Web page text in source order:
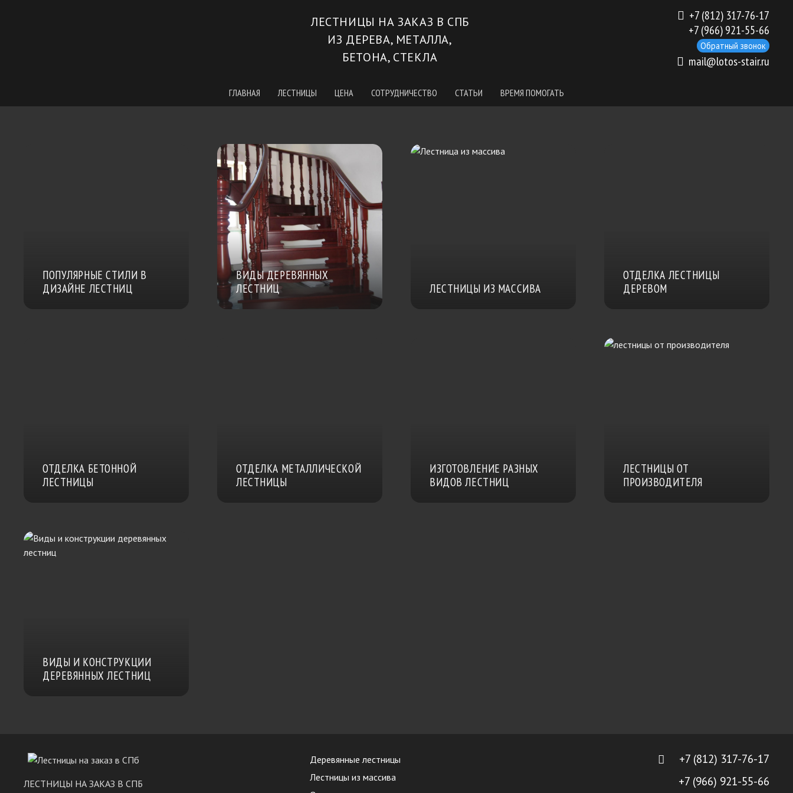
ЛЕСТНИЦЫ НА ЗАКАЗ В СПБ
ИЗ ДЕРЕВА, МЕТАЛЛА,
БЕТОНА, СТЕКЛА
+7 (812) 317-76-17
+7 (966) 921-55-66
Обратный звонок
mail@lotos-stair.ru
ГЛАВНАЯ ЛЕСТНИЦЫ ЦЕНА СОТРУДНИЧЕСТВО СТАТЬИ ВРЕМЯ ПОМОГАТЬ
ПОПУЛЯРНЫЕ СТИЛИ В
ДИЗАЙНЕ ЛЕСТНИЦ
ВИДЫ ДЕРЕВЯННЫХ
ЛЕСТНИЦ
ЛЕСТНИЦЫ ИЗ МАССИВА
ОТДЕЛКА ЛЕСТНИЦЫ
ДЕРЕВОМ
ОТДЕЛКА БЕТОННОЙ
ЛЕСТНИЦЫ
ОТДЕЛКА МЕТАЛЛИЧЕСКОЙ
ЛЕСТНИЦЫ
ИЗГОТОВЛЕНИЕ РАЗНЫХ
ВИДОВ ЛЕСТНИЦ
ЛЕСТНИЦЫ ОТ
ПРОИЗВОДИТЕЛЯ
ВИДЫ И КОНСТРУКЦИИ
ДЕРЕВЯННЫХ ЛЕСТНИЦ
ЛЕСТНИЦЫ НА ЗАКАЗ В СПБ
Деревянные лестницы
Лестницы из массива
+7 (812) 317-76-17
+7 (966) 921-55-66